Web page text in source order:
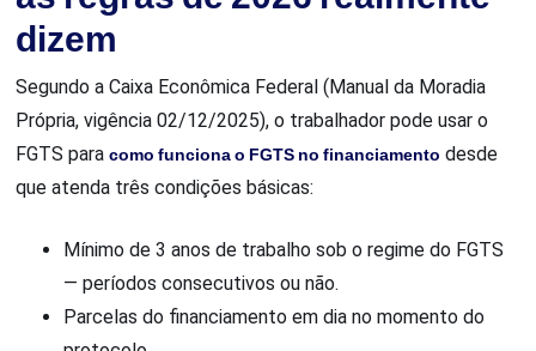
dizem
Segundo a Caixa Econômica Federal (Manual da Moradia
Própria, vigência 02/12/2025), o trabalhador pode usar o
FGTS paracomo funciona o FGTS no financiamento desde
que atenda três condições básicas:
Mínimo de 3 anos de trabalho sob o regime do FGTS
— períodos consecutivos ou não.
Parcelas do financiamento em dia no momento do